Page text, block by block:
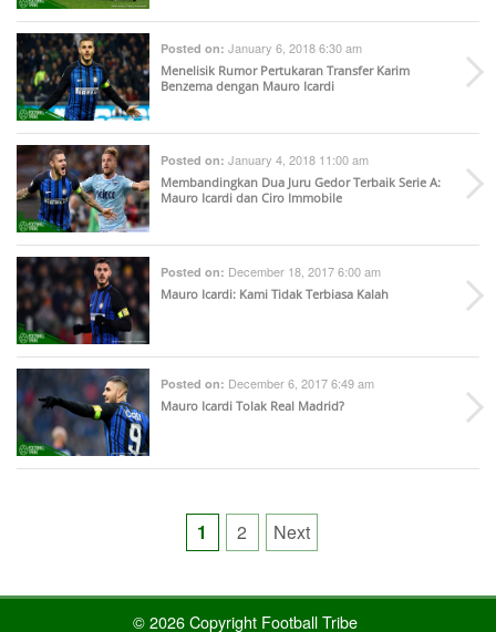
Posted on: January 6, 2018 6:30 am
Menelisik Rumor Pertukaran Transfer Karim
Benzema dengan Mauro Icardi
Posted on: January 4, 2018 11:00 am
Membandingkan Dua Juru Gedor Terbaik Serie A:
Mauro Icardi dan Ciro Immobile
Posted on: December 18, 2017 6:00 am
Mauro Icardi: Kami Tidak Terbiasa Kalah
Posted on: December 6, 2017 6:49 am
Mauro Icardi Tolak Real Madrid?
Posts
pagination
1 2 Next
© 2026 Copyright Football Tribe